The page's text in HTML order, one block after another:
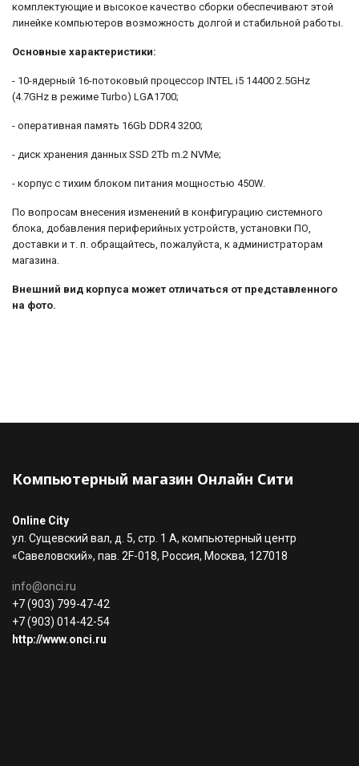
комплектующие и высокое качество сборки обеспечивают этой
линейке компьютеров возможность долгой и стабильной работы.
Основные характеристики:
- 10-ядерный 16-потоковый процессор INTEL i5 14400 2.5GHz
(4.7GHz в режиме Turbo) LGA1700;
- оперативная память 16Gb DDR4 3200;
- диск хранения данных SSD 2Tb m.2 NVMe;
- корпус с тихим блоком питания мощностью 450W.
По вопросам внесения изменений в конфигурацию системного
блока, добавления периферийных устройств, установки ПО,
доставки и т. п. обращайтесь, пожалуйста, к администраторам
магазина.
Внешний вид корпуса может отличаться от представленного
на фото.
Компьютерный магазин Онлайн Сити
Online City
ул. Сущевский вал, д. 5, стр. 1 А, компьютерный центр
«Савеловский», пав. 2F-018, Россия, Москва, 127018
info@onci.ru
+7 (903) 799-47-42
+7 (903) 014-42-54
http://www.onci.ru